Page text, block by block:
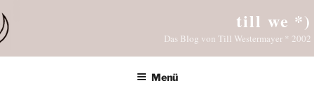
Inhalt
springen
till we *)
Das Blog von Till Westermayer * 2002
Menü